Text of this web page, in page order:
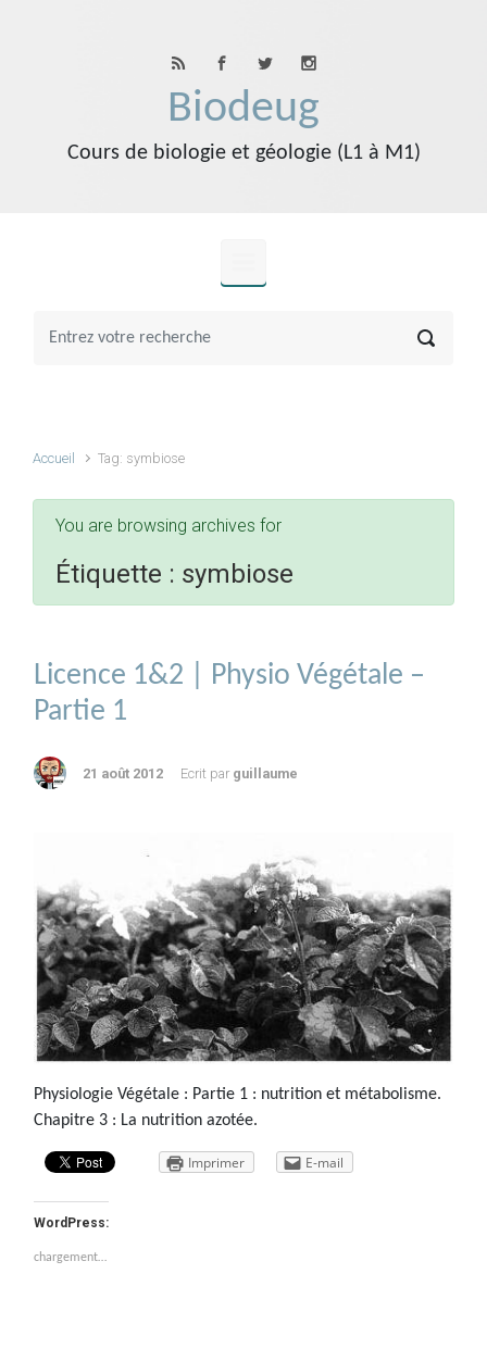
Biodeug
Cours de biologie et géologie (L1 à M1)
Accueil Tag: symbiose
You are browsing archives for
Étiquette : symbiose
Licence 1&2 | Physio Végétale –
Partie 1
21 août 2012 Ecrit par guillaume
Physiologie Végétale : Partie 1 : nutrition et métabolisme.
Chapitre 3 : La nutrition azotée.
Imprimer E-mail
WordPress:
chargement…